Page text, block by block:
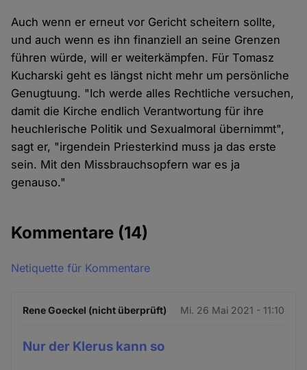
Auch wenn er erneut vor Gericht scheitern sollte,
und auch wenn es ihn finanziell an seine Grenzen
führen würde, will er weiterkämpfen. Für Tomasz
Kucharski geht es längst nicht mehr um persönliche
Genugtuung. "Ich werde alles Rechtliche versuchen,
damit die Kirche endlich Verantwortung für ihre
heuchlerische Politik und Sexualmoral übernimmt",
sagt er, "irgendein Priesterkind muss ja das erste
sein. Mit den Missbrauchsopfern war es ja
genauso."
Kommentare (14)
Netiquette für Kommentare
Rene Goeckel (nicht überprüft) Mi. 26 Mai 2021 - 11:10
Nur der Klerus kann so